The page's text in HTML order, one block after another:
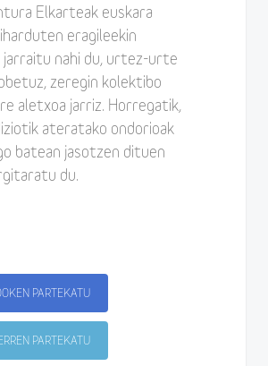
Elkarteak euskara
eragileekin
jarraitu nahi du, urtez-urte
zeregin kolektibo
aletxoa jarriz. Horregatik,
ateratako ondorioak
batean jasotzen dituen
du.
PARTEKATU
PARTEKATU